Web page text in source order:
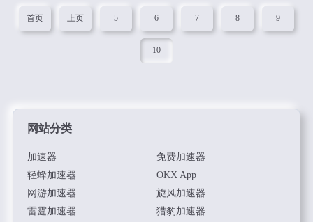
首页 上页 5 6 7 8 9
10
网站分类
加速器
免费加速器
轻蜂加速器
OKX App
网游加速器
旋风加速器
雷霆加速器
猎豹加速器